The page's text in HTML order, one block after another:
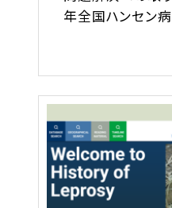
年全国ハンセン